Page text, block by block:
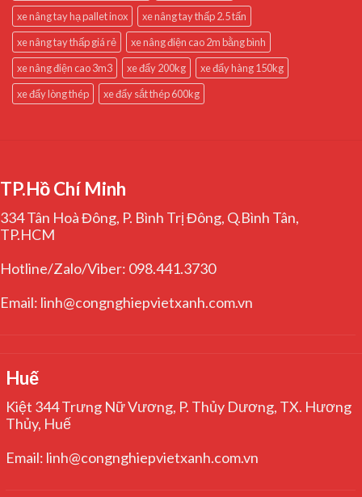
xe nâng tay hạ pallet inox
xe nâng tay thấp 2.5 tấn
xe nâng tay thấp giá rẻ
xe nâng điện cao 2m bằng bình
xe nâng điện cao 3m3
xe đẩy 200kg
xe đẩy hàng 150kg
xe đẩy lòng thép
xe đẩy sắt thép 600kg
TP.Hồ Chí Minh
334 Tân Hoà Đông, P. Bình Trị Đông, Q.Bình Tân,
TP.HCM
Hotline/Zalo/Viber: 098.441.3730
Email: linh@congnghiepvietxanh.com.vn
Huế
Kiệt 344 Trưng Nữ Vương, P. Thủy Dương, TX. Hương
Thủy, Huế
Email: linh@congnghiepvietxanh.com.vn